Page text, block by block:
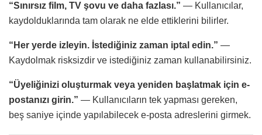
“Sınırsız film, TV şovu ve daha fazlası.” — Kullanıcılar,
kaydolduklarında tam olarak ne elde ettiklerini bilirler.
“Her yerde izleyin. İstediğiniz zaman iptal edin.” —
Kaydolmak risksizdir ve istediğiniz zaman kullanabilirsiniz.
“Üyeliğinizi oluşturmak veya yeniden başlatmak için e-
postanızı girin.” — Kullanıcıların tek yapması gereken,
beş saniye içinde yapılabilecek e-posta adreslerini girmek.